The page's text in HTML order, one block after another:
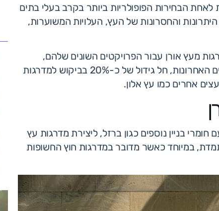
לאחת הבחירות הפופולריות ביותר בקרב בעלי בתים
והחסרונות של העץ, העלויות המשוערות,
בוחרים במדרגות מעץ אורן עבור הפרויקטים השונים שלהם,
כאשר העדפה זו בולטת במיוחד באזורים כמו הצפון והמרכז. בשנים האחרונות, חל גידול של כ-20% בביקוש למדרגות
אחרים כמו עץ אלון.
בניין נוספים כגון ברזל, ליצירת מדרגות עץ
במיוחד כאשר מדובר במדרגות חוץ החשופות